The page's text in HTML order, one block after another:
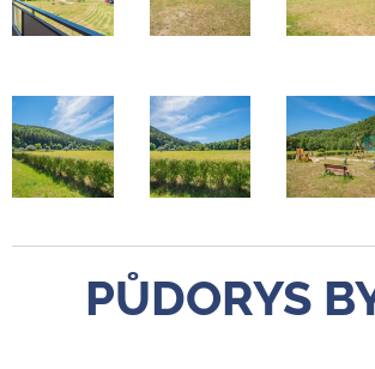
PŮDORYS